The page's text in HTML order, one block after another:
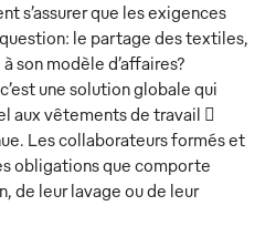
s’assurer que les exigences
le partage des textiles,
son modèle d’affaires?
une solution globale qui
aux vêtements de travail 
Les collaborateurs formés et
obligations que comporte
de leur lavage ou de leur